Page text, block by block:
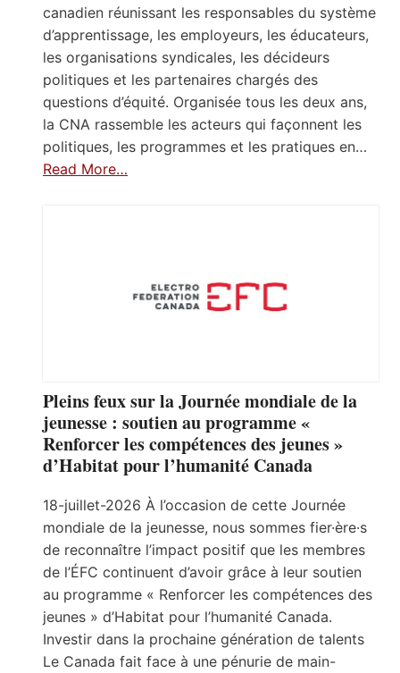
canadien réunissant les responsables du système
d’apprentissage, les employeurs, les éducateurs,
les organisations syndicales, les décideurs
politiques et les partenaires chargés des
questions d’équité. Organisée tous les deux ans,
la CNA rassemble les acteurs qui façonnent les
politiques, les programmes et les pratiques en…
Read More…
Pleins feux sur la Journée mondiale de la
jeunesse : soutien au programme «
Renforcer les compétences des jeunes »
d’Habitat pour l’humanité Canada
18-juillet-2026 À l’occasion de cette Journée
mondiale de la jeunesse, nous sommes fier·ère·s
de reconnaître l’impact positif que les membres
de l’ÉFC continuent d’avoir grâce à leur soutien
au programme « Renforcer les compétences des
jeunes » d’Habitat pour l’humanité Canada.
Investir dans la prochaine génération de talents
Le Canada fait face à une pénurie de main-